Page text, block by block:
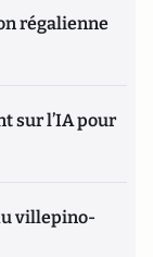
régalienne
sur l’IA pour
villepino-